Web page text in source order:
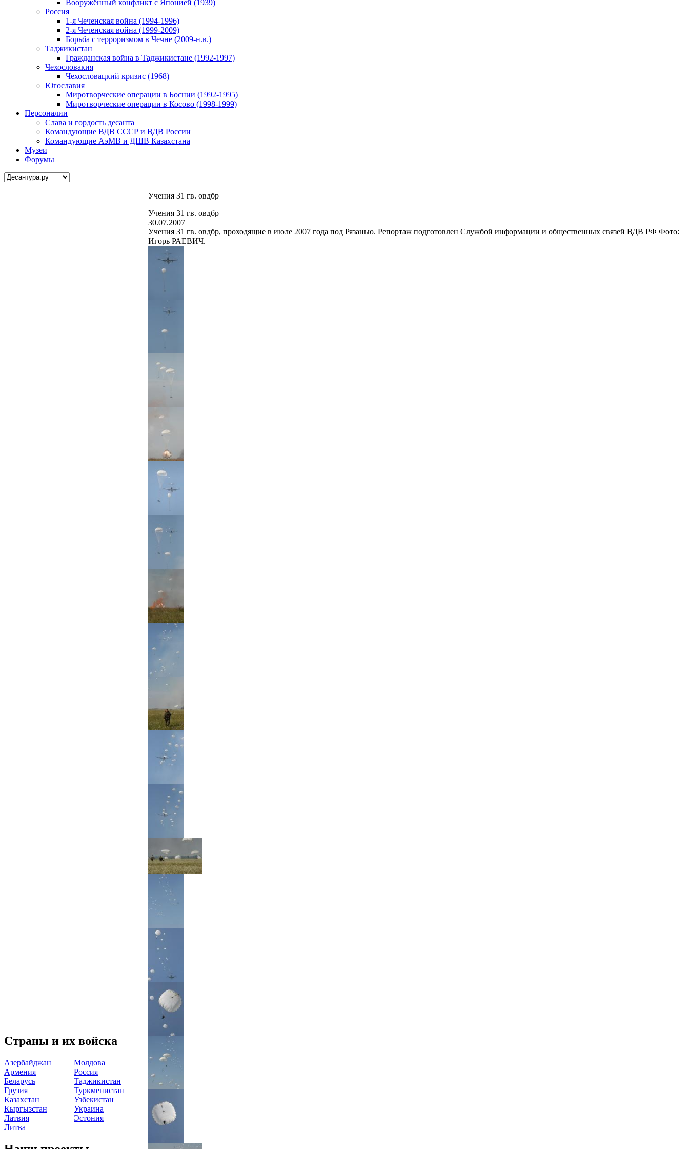
Вооружённый конфликт с Японией (1939)
Россия
1-я Чеченская война (1994-1996)
2-я Чеченская война (1999-2009)
Борьба с терроризмом в Чечне (2009-н.в.)
Таджикистан
Гражданская война в Таджикистане (1992-1997)
Чехословакия
Чехословацкий кризис (1968)
Югославия
Миротворческие операции в Боснии (1992-1995)
Миротворческие операции в Косово (1998-1999)
Персоналии
Слава и гордость десанта
Командующие ВДВ СССР и ВДВ России
Командующие АэМВ и ДШВ Казахстана
Музеи
Форумы
Страны и их войска
Азербайджан
Армения
Беларусь
Грузия
Казахстан
Кыргызстан
Латвия
Литва
Молдова
Россия
Таджикистан
Туркменистан
Узбекистан
Украина
Эстония
Учения 31 гв. овдбр
Учения 31 гв. овдбр
30.07.2007
Учения 31 гв. овдбр, проходящие в июле 2007 года под Рязанью. Репортаж подготовлен Службой информации и общественных связей ВДВ РФ Фото:
Игорь РАЕВИЧ.